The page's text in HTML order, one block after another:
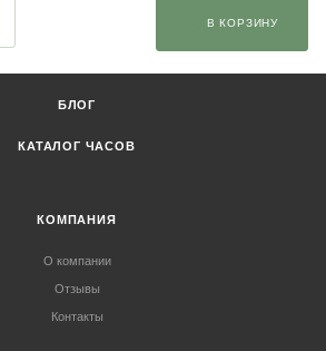
В КОРЗИНУ
БЛОГ
КАТАЛОГ ЧАСОВ
КОМПАНИЯ
О компании
Отзывы
Контакты